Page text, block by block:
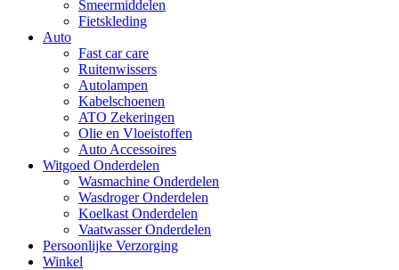
Smeermiddelen
Fietskleding
Auto
Fast car care
Ruitenwissers
Autolampen
Kabelschoenen
ATO Zekeringen
Olie en Vloeistoffen
Auto Accessoires
Witgoed Onderdelen
Wasmachine Onderdelen
Wasdroger Onderdelen
Koelkast Onderdelen
Vaatwasser Onderdelen
Persoonlijke Verzorging
Winkel